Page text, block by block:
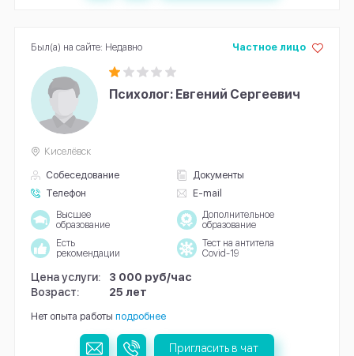
Психолог: Евгений Сергеевич
Собеседование
Документы
Телефон
E-mail
Частное лицо
Киселёвск
Высшее
образование
Дополнительное
образование
Есть
рекомендации
Тест на антитела
Covid-19
Цена услуги:
3 000 руб/час
Возраст:
25 лет
Нет опыта работы подробнее
Был(а) на сайте: Недавно
Пригласить в чат